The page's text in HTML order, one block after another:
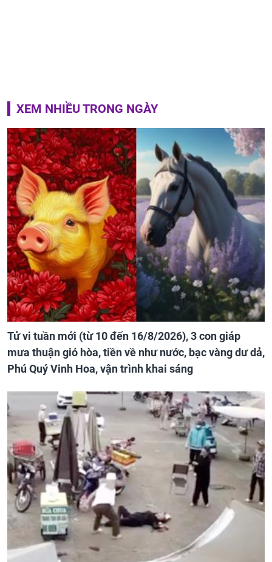
XEM NHIỀU TRONG NGÀY
Tử vi tuần mới (từ 10 đến 16/8/2026), 3 con giáp
mưa thuận gió hòa, tiền về như nước, bạc vàng dư dả,
Phú Quý Vinh Hoa, vận trình khai sáng